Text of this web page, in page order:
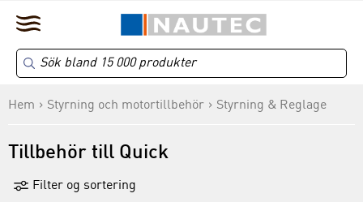
Hem Styrning och motortillbehör Styrning & Reglage
Tillbehör till Quick
Filter og sortering